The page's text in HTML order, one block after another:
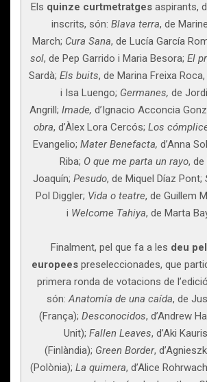
Els quinze curtmetratges aspirants,
inscrits, són: Blava terra, de
March; Cura Sana, de Lucía García
sol, de Pep Garrido i Maria Besora; El
Sardà; Els buits, de Marina Freixa
i Isa Luengo; Germanes, de
Angrill; Imade, d’Ignacio Acconcia
obra, d’Àlex Lora Cercós; Los
Evangelio; Mater Benefacta, d’Anna
Riba; O que me parta un rayo, de
Joaquín; Pesudo, de Miquel Díaz Pont;
Pol Diggler; Vida o teatre, de Guillem
i Welcome Tahiya, de Marta
Finalment, pel que fa a les deu
europees preseleccionades, que
primera ronda de votacions de
són:Anatomía de una caída, de
(França); Desconocidos, d’Andrew
Unit); Fallen Leaves, d’Aki
(Finlàndia); Green Border,
(Polònia); La quimera, d’Alice